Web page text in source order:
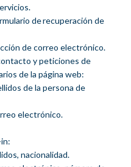
de recuperación de
de correo electrónico.
y peticiones de
de la página web:
de la persona de
electrónico.
nacionalidad.